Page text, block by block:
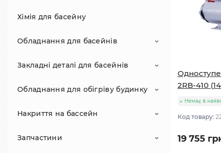
Хімія для басейну
Обладнання для басейнів
Все для атракціонів
Компрессоры для бассейнов
Картриджі і пісок для фільтрів
Насоси для басейну
Обладнання для дезінфекції
Закладні деталі для басейнів
Автоматичні регулятори рівня води в
Обладнання для обігріву будинку
Буферні ємності
Теплові насоси
Накриття на бассейн
Батутні накриття для басейнів
Запчастини
2RB-410
Немає в
Код товару:
19 755